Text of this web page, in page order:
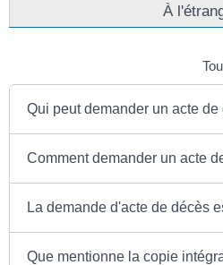
À
Qui peut demander un acte de
Comment demander un acte
La demande d'acte de décès
Que mentionne la copie